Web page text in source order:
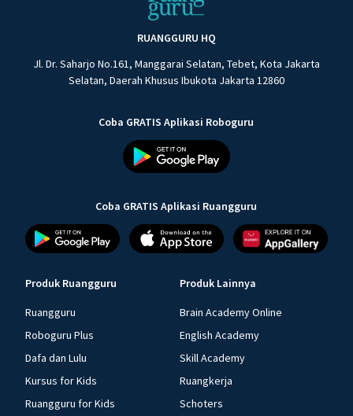
RUANGGURU HQ
Jl. Dr. Saharjo No.161, Manggarai Selatan, Tebet, Kota Jakarta
Selatan, Daerah Khusus Ibukota Jakarta 12860
Coba GRATIS Aplikasi Roboguru
Coba GRATIS Aplikasi Ruangguru
Produk Ruangguru
Ruangguru
Roboguru Plus
Dafa dan Lulu
Kursus for Kids
Ruangguru for Kids
Produk Lainnya
Brain Academy Online
English Academy
Skill Academy
Ruangkerja
Schoters